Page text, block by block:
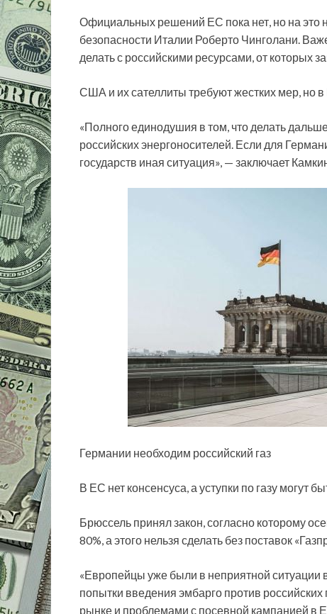
Официальных решений ЕС пока нет, но на это
безопасности Италии Роберто Чинголани.
делать с российскими ресурсами, от которых
США и их сателлиты требуют жестких мер, но
«Полного единодушия в том, что делать
российских энергоносителей. Если для
государств иная ситуация», — заключает
Германии необходим российский газ
В ЕС нет консенсуса, а уступки по газу могут
Брюссель принял закон, согласно которому
80%, а этого нельзя сделать без поставок
«Европейцы уже были в неприятной ситуации
попытки введения эмбарго против
рынке и проблемами с посевной кампанией в